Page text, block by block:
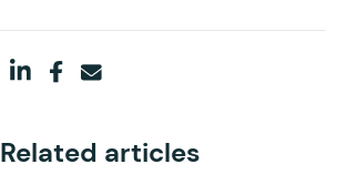
Related articles